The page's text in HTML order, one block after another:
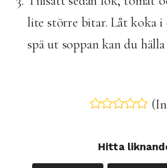
lite större bitar. Låt koka
spä ut soppan kan du
Hitta